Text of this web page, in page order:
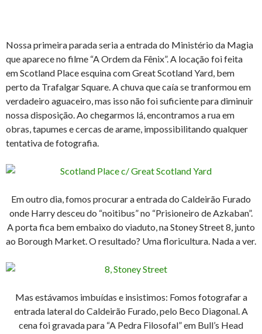
Nossa primeira parada seria a entrada do Ministério da Magia
que aparece no filme “A Ordem da Fênix”. A locação foi feita
em Scotland Place esquina com Great Scotland Yard, bem
perto da Trafalgar Square. A chuva que caía se tranformou em
verdadeiro aguaceiro, mas isso não foi suficiente para diminuir
nossa disposição. Ao chegarmos lá, encontramos a rua em
obras, tapumes e cercas de arame, impossibilitando qualquer
tentativa de fotografia.
Em outro dia, fomos procurar a entrada do Caldeirão Furado
onde Harry desceu do “noitibus” no “Prisioneiro de Azkaban”.
A porta fica bem embaixo do viaduto, na Stoney Street 8, junto
ao Borough Market. O resultado? Uma floricultura. Nada a ver.
Mas estávamos imbuídas e insistimos: Fomos fotografar a
entrada lateral do Caldeirão Furado, pelo Beco Diagonal. A
cena foi gravada para “A Pedra Filosofal” em Bull’s Head